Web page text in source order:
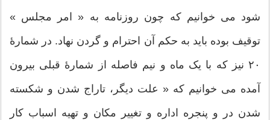
شود می خوانیم که چون روزنامه به « امر مجلس »
توقیف بوده باید به حکم آن احترام و گردن نهاد. در شمارۀ
۲۰ نیز که با یک ماه و نیم فاصله از شمارۀ قبلی بیرون
آمده می خوانیم که « علت دیگر، تاراج شدن و شکسته
شدن در و پنجره اداره و تغییر مکان و تهیه اسباب کار